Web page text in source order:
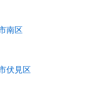
南区
伏見区